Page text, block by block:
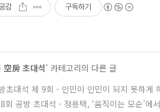
감 구독하기
房 초대석' 카테고리의 다른 글
초대석 제 9회 - 인민이 인민이 되지 못하게
회 공방 초대석 - 정용택, ‘움직이는 모순’에